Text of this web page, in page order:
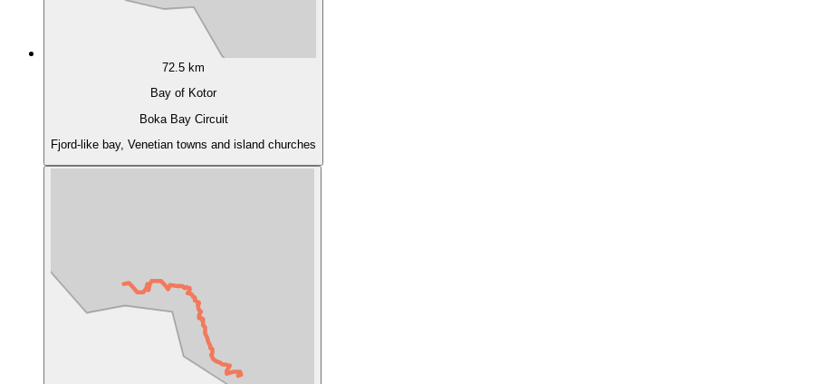
72.5 km
Bay of Kotor
Boka Bay Circuit
Fjord-like bay, Venetian towns and island churches